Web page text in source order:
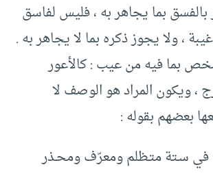
بما يجاهر به ، فليس لفاسق
، ولا يجوز ذكره بما لا يجاهر به .
بما فيه من عيب : كالأعور
، ويكون المراد هو الوصف لا
بعضهم بقوله :
في سـتة متـظلم ومعرّف ومحـذر